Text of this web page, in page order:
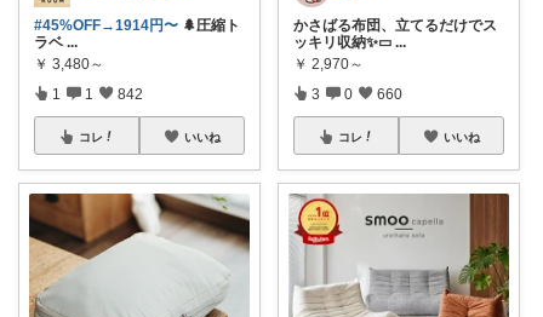
#45%OFF→1914円〜 🌲圧縮ト
ラベ ...
￥ 3,480～
1 1 842
コレ いいね
かさばる布団、立てるだけでス
ッキリ収納✨▭ ...
￥ 2,970～
3 0 660
コレ いいね